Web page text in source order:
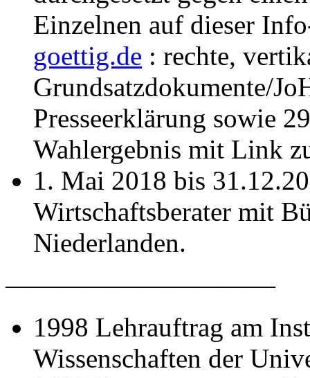
Einzelnen auf dieser
goettig.de : rechte,
Grundsatzdokumente/
Presseerklärung sowie
Wahlergebnis mit Link
1. Mai 2018 bis
Wirtschaftsberater mit
Niederlanden.
——————————
1998 Lehrauftrag am
Wissenschaften der